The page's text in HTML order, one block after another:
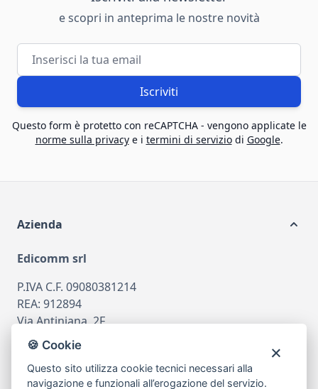
e scopri in anteprima le nostre novità
Indirizzo email
Iscriviti
Questo form è protetto con reCAPTCHA - vengono applicate le
norme sulla privacye i termini di serviziodi Google.
Azienda
Edicomm srl
P.IVA C.F. 09080381214
REA: 912894
Via Antiniana, 2F
80078 Pozzuoli
tel081.7515380
emailinfo@edicomm.it
🍪 Cookie
Questo sito utilizza cookie tecnici necessari alla
navigazione e funzionali all’erogazione del servizio.